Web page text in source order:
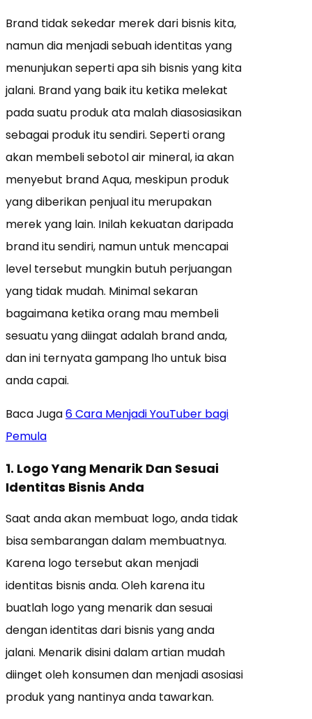
Brand tidak sekedar merek dari bisnis kita,
namun dia menjadi sebuah identitas yang
menunjukan seperti apa sih bisnis yang kita
jalani. Brand yang baik itu ketika melekat
pada suatu produk ata malah diasosiasikan
sebagai produk itu sendiri. Seperti orang
akan membeli sebotol air mineral, ia akan
menyebut brand Aqua, meskipun produk
yang diberikan penjual itu merupakan
merek yang lain. Inilah kekuatan daripada
brand itu sendiri, namun untuk mencapai
level tersebut mungkin butuh perjuangan
yang tidak mudah. Minimal sekaran
bagaimana ketika orang mau membeli
sesuatu yang diingat adalah brand anda,
dan ini ternyata gampang lho untuk bisa
anda capai.
Baca Juga6 Cara Menjadi YouTuber bagi
Pemula
1. Logo Yang Menarik Dan Sesuai
Identitas Bisnis Anda
Saat anda akan membuat logo, anda tidak
bisa sembarangan dalam membuatnya.
Karena logo tersebut akan menjadi
identitas bisnis anda. Oleh karena itu
buatlah logo yang menarik dan sesuai
dengan identitas dari bisnis yang anda
jalani. Menarik disini dalam artian mudah
diinget oleh konsumen dan menjadi asosiasi
produk yang nantinya anda tawarkan.